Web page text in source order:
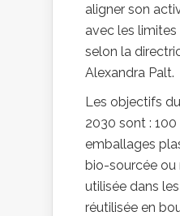
aligner son
avec les limites
selon la
Alexandra Palt.
Les objectifs
2030 sont : 100
emballages
bio-sourcée ou
utilisée dans
réutilisée en